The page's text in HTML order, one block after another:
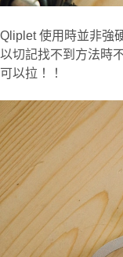
Qliplet 使用時並非強
以切記找不到方法時
可以拉！！